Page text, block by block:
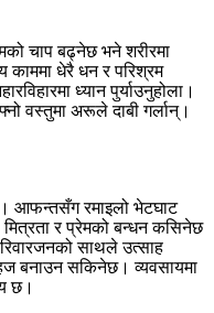
चाप बढ्नेछ भने शरीरमा
धेरै धन र परिश्रम
ध्यान पुर्याउनुहोला।
वस्तुमा अरूले दाबी गर्लान्।
आफन्तसँग रमाइलो भेटघाट
र प्रेमको बन्धन कसिनेछ
साथले उत्साह
बनाउन सकिनेछ। व्यवसायमा
छ।